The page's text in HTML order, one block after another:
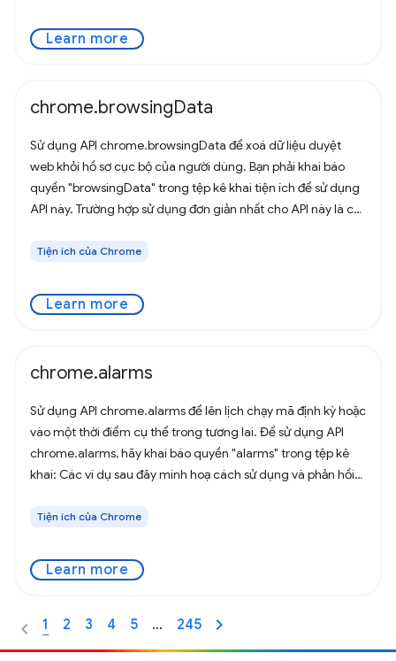
Learn more
chrome.browsingData
Sử dụng API chrome.browsingData để xoá dữ liệu duyệt
web khỏi hồ sơ cục bộ của người dùng. Bạn phải khai báo
quyền "browsingData" trong tệp kê khai tiện ích để sử dụng
API này. Trường hợp sử dụng đơn giản nhất cho API này là cơ
Tiện ích của Chrome
Learn more
chrome.alarms
Sử dụng API chrome.alarms để lên lịch chạy mã định kỳ hoặc
vào một thời điểm cụ thể trong tương lai. Để sử dụng API
chrome.alarms, hãy khai báo quyền "alarms" trong tệp kê
khai: Các ví dụ sau đây minh hoạ cách sử dụng và phản hồi
Tiện ích của Chrome
Learn more
1 2 3 4 5 … 245